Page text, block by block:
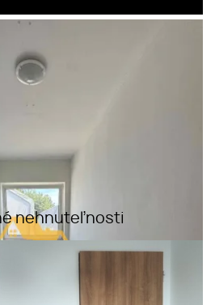
nehnuteľnosti